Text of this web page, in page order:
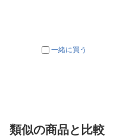
一緒に買う
類似の商品と比較